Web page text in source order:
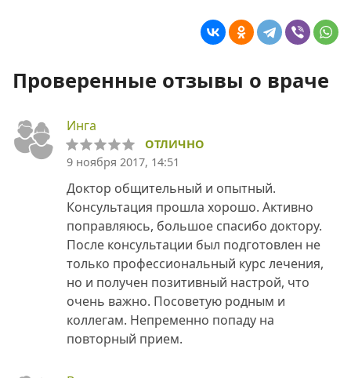
Проверенные отзывы о враче
Инга
ОТЛИЧНО
9 ноября 2017, 14:51
Доктор общительный и опытный.
Консультация прошла хорошо. Активно
поправляюсь, большое спасибо доктору.
После консультации был подготовлен не
только профессиональный курс лечения,
но и получен позитивный настрой, что
очень важно. Посоветую родным и
коллегам. Непременно попаду на
повторный прием.